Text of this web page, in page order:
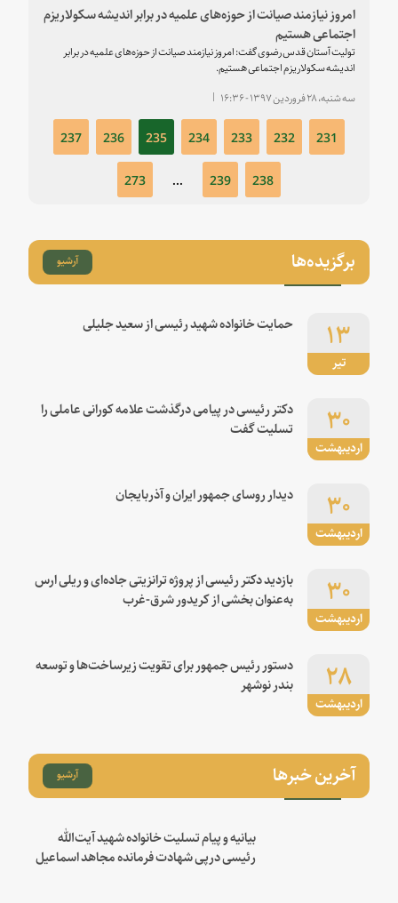
امروز نیازمند صیانت از حوزه‌های علمیه در برابر اندیشه سکولاریزم
اجتماعی هستیم
تولیت آستان قدس رضوی گفت: امروز نیازمند صیانت از حوزه‌های علمیه در برابر
اندیشه سکولاریزم اجتماعی هستیم.
سه شنبه، ۲۸ فروردین ۱۳۹۷ - ۱۶:۳۶
۲۳۱ ۲۳۲ ۲۳۳ ۲۳۴ ۲۳۵ ۲۳۶
۲۳۷
۲۳۸
۲۳۹ ... ۲۷۳
برگزیده‌ها آرشیو
تیر
۱۳ حمایت خانواده شهید رئیسی از سعید جلیلی
اردیبهشت
۳۰
دکتر رئیسی در پیامی درگذشت علامه کورانی عاملی را
تسلیت گفت
اردیبهشت
۳۰ دیدار روسای جمهور ایران و آذربایجان
اردیبهشت
۳۰
بازدید دکتر رئیسی از پروژه ترانزیتی جاده‌ای و ریلی ارس
به‌عنوان بخشی از کریدور شرق-غرب
اردیبهشت
۲۸
دستور رئیس جمهور برای تقویت زیرساخت‌ها و توسعه
بندر نوشهر
آخرین خبرها آرشیو
بیانیه و پیام تسلیت خانواده شهید آیت‌الله
رئیسی درپی شهادت فرمانده مجاهد اسماعیل